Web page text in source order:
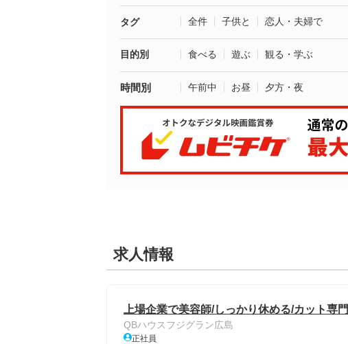
タグ 全件 子供と 恋人・夫婦で
目的別 食べる 遊ぶ 観る・学ぶ
時間別 午前中 お昼 夕方・夜
求人情報
上場企業で美容師/しっかり休める/カット専門
QBハウスフジグラン広島
正社員